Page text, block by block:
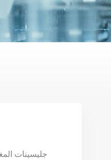
جليسينات